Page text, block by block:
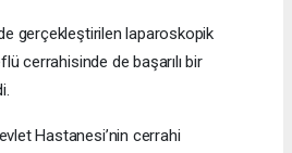
gerçekleştirilen laparoskopik
cerrahisinde de başarılı bir
Hastanesi’nin cerrahi